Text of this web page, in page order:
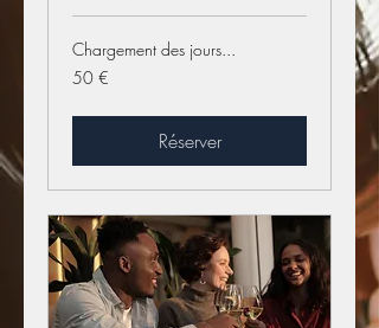
Chargement des jours...
50
euros
50 €
Réserver